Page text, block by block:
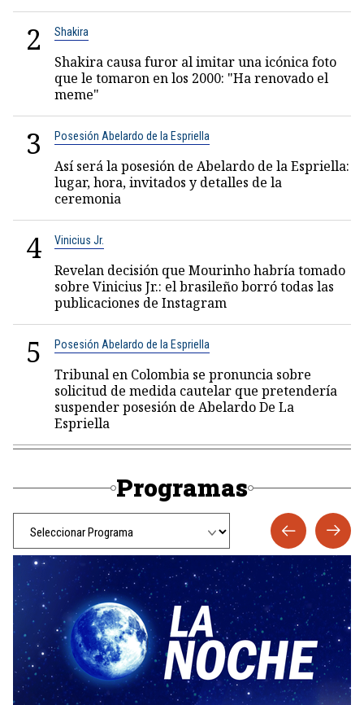
2 Shakira
Shakira causa furor al imitar una icónica foto
que le tomaron en los 2000: "Ha renovado el
meme"
3 Posesión Abelardo de la Espriella
Así será la posesión de Abelardo de la Espriella:
lugar, hora, invitados y detalles de la
ceremonia
4 Vinicius Jr.
Revelan decisión que Mourinho habría tomado
sobre Vinicius Jr.: el brasileño borró todas las
publicaciones de Instagram
5 Posesión Abelardo de la Espriella
Tribunal en Colombia se pronuncia sobre
solicitud de medida cautelar que pretendería
suspender posesión de Abelardo De La
Espriella
Programas